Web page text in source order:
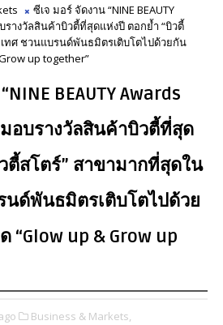
ซีเจ มอร์ จัดงาน “NINE BEAUTY
รางวัลสินค้าบิวตี้ที่สุดแห่งปี ตอกย้ำ “บิวตี้
ทศ ชวนแบรนด์พันธมิตรเติบโตไปด้วยกัน
up together”
BEAUTY Awards
อบรางวัลสินค้าบิวตี้ที่สุด
ตี้สโตร์” สาขามากที่สุดใน
นด์พันธมิตรเติบโตไปด้วย
“Glow up & Grow up
Business & Markets,